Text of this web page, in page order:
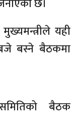
छ।
यही
बस्ने बैठकमा
बैठक